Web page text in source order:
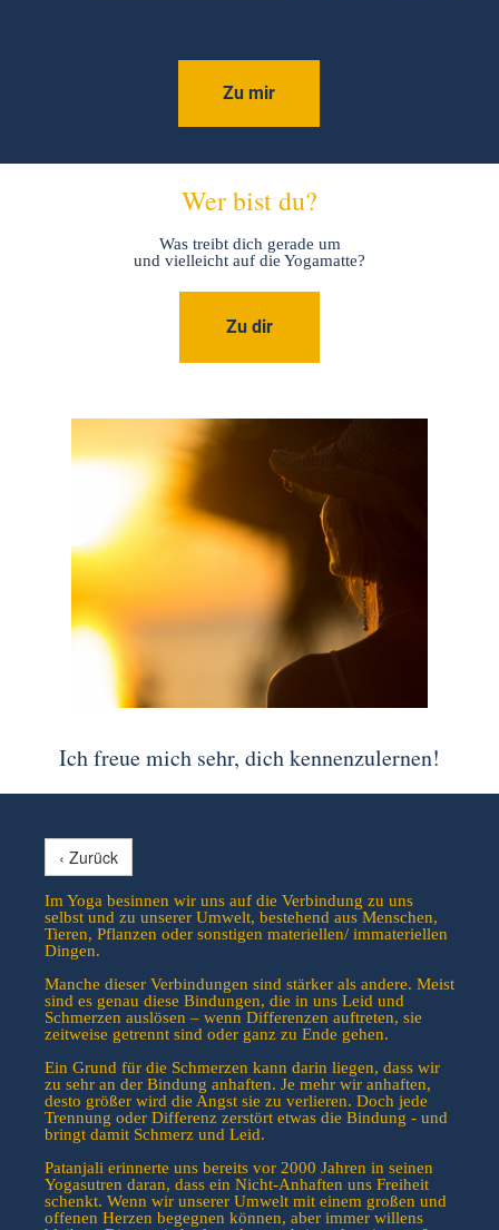
Zu mir
Wer bist du?
Was treibt dich gerade um
und vielleicht auf die Yogamatte?
Zu dir
Ich freue mich sehr, dich kennenzulernen!
‹ Zurück
Im Yoga besinnen wir uns auf die Verbindung zu uns
selbst und zu unserer Umwelt, bestehend aus Menschen,
Tieren, Pflanzen oder sonstigen materiellen/ immateriellen
Dingen.
Manche dieser Verbindungen sind stärker als andere. Meist
sind es genau diese Bindungen, die in uns Leid und
Schmerzen auslösen – wenn Differenzen auftreten, sie
zeitweise getrennt sind oder ganz zu Ende gehen.
Ein Grund für die Schmerzen kann darin liegen, dass wir
zu sehr an der Bindung anhaften. Je mehr wir anhaften,
desto größer wird die Angst sie zu verlieren. Doch jede
Trennung oder Differenz zerstört etwas die Bindung - und
bringt damit Schmerz und Leid.
Patanjali erinnerte uns bereits vor 2000 Jahren in seinen
Yogasutren daran, dass ein Nicht-Anhaften uns Freiheit
schenkt. Wenn wir unserer Umwelt mit einem großen und
offenen Herzen begegnen können, aber immer willens